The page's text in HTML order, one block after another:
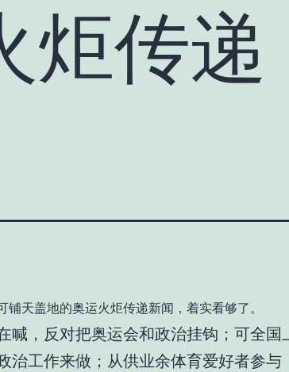
炬传
铺天盖地的奥运火炬传递新闻，着实看够了。
喊，反对把奥运会和政治挂钩；可全国
治工作来做；从供业余体育爱好者参与